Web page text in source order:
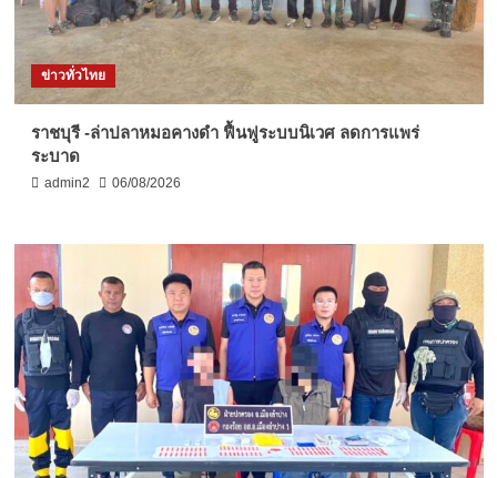
ข่าวทั่วไทย
ราชบุรี -ล่าปลาหมอคางดำ ฟื้นฟูระบบนิเวศ ลดการแพร่
ระบาด
admin2 06/08/2026